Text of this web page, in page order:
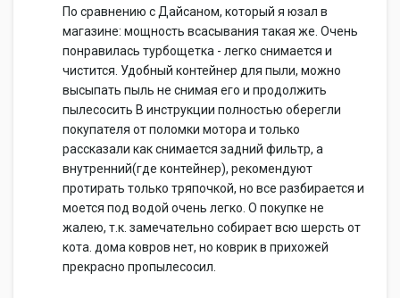
По сравнению с Дайсаном, который я юзал в
магазине: мощность всасывания такая же. Очень
понравилась турбощетка - легко снимается и
чистится. Удобный контейнер для пыли, можно
высыпать пыль не снимая его и продолжить
пылесосить В инструкции полностью оберегли
покупателя от поломки мотора и только
рассказали как снимается задний фильтр, а
внутренний(где контейнер), рекомендуют
протирать только тряпочкой, но все разбирается и
моется под водой очень легко. О покупке не
жалею, т.к. замечательно собирает всю шерсть от
кота. дома ковров нет, но коврик в прихожей
прекрасно пропылесосил.